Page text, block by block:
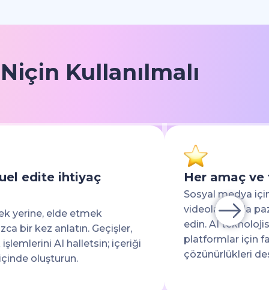
Kullanılmalı
edite ihtiyaç
yerine, elde etmek
bir kez anlatın. Geçişler,
AI halletsin; içeriği
oluşturun.
Her amaç
Sosyal medya
videolar ya da
edin. AI
platformlar için
çözünürlükleri